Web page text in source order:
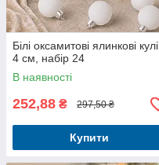
Білі оксамитові ялинкові кулі
4 см, набір 24
В наявності
252,88 ₴ 297,50 ₴
Купити